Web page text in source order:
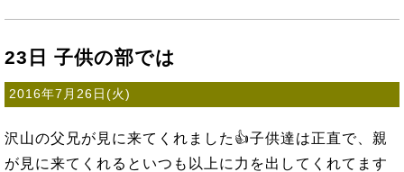
23日 子供の部では
2016年7月26日(火)
沢山の父兄が見に来てくれました👍子供達は正直で、親
が見に来てくれるといつも以上に力を出してくれてます